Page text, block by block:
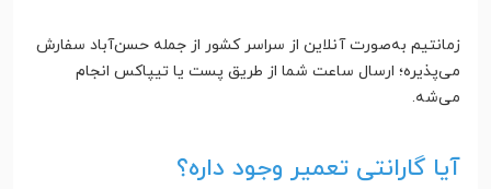
زمانتیم به‌صورت آنلاین از سراسر کشور از جمله حسن‌آباد سفارش
می‌پذیره؛ ارسال ساعت شما از طریق پست یا تیپاکس انجام
می‌شه.
آیا گارانتی تعمیر وجود داره؟